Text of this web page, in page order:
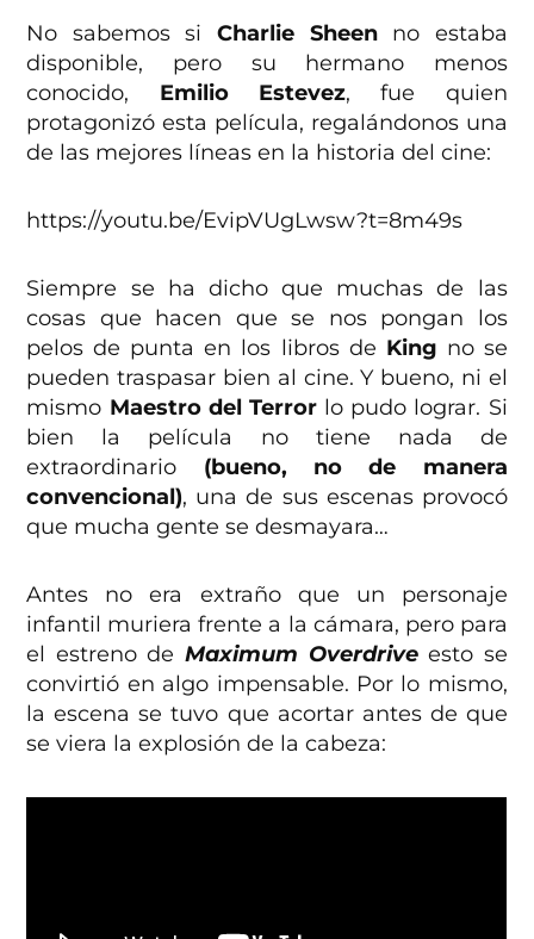
No sabemos si Charlie Sheenno estaba
disponible, pero su hermano menos
conocido, Emilio Estevez, fue quien
protagonizó esta película, regalándonos una
de las mejores líneas en la historia del cine:
https://youtu.be/EvipVUgLwsw?t=8m49s
Siempre se ha dicho que muchas de las
cosas que hacen que se nos pongan los
pelos de punta en los libros de King no se
pueden traspasar bien al cine. Y bueno, ni el
mismo Maestro del Terrorlo pudo lograr. Si
bien la película no tiene nada de
extraordinario (bueno, no de manera
convencional), una de sus escenas provocó
que mucha gente se desmayara…
Antes no era extraño que un personaje
infantil muriera frente a la cámara, pero para
el estreno de Maximum Overdriveesto se
convirtió en algo impensable. Por lo mismo,
la escena se tuvo que acortar antes de que
se viera la explosión de la cabeza: